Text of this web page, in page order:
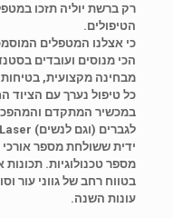
רק ברשת יוליה תזכו
הטיפולים.
כי אצלנו המטפלים
הכי מנוסים ועובדים
מבחינה מקצועית,
כל טיפול נערך עם הציוד
במכשיר המתקדם
ידית ששולחת מספר אורכי
מספר טכנולוגיות.
בטווח רחב של גווני עור
עונות השנה.